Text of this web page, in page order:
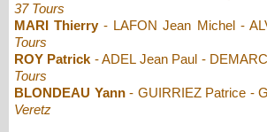
37 Tours
MARI Thierry- LAFON Jean Michel -
Tours
ROY Patrick - ADEL Jean Paul -
Tours
BLONDEAU Yann- GUIRRIEZ Patrice -
Veretz